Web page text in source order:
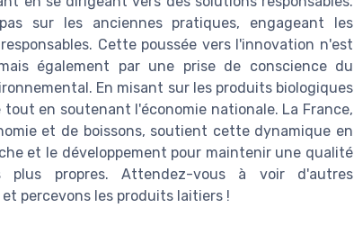
sur les anciennes pratiques, engageant les
Cette poussée vers l'innovation n'est
également par une prise de conscience du
En misant sur les produits biologiques
en soutenant l'économie nationale. La France,
et de boissons, soutient cette dynamique en
et le développement pour maintenir une qualité
plus propres. Attendez-vous à voir d'autres
percevons les produits laitiers !